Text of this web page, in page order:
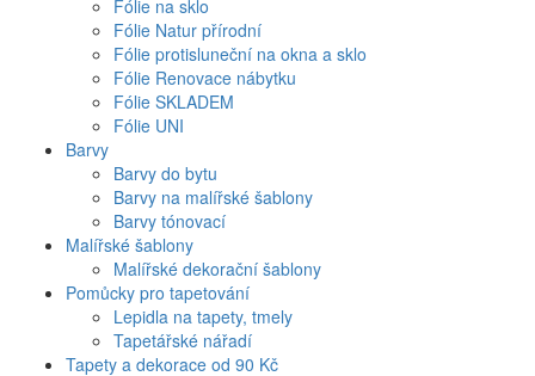
Fólie na sklo
Fólie Natur přírodní
Fólie protisluneční na okna a sklo
Fólie Renovace nábytku
Fólie SKLADEM
Fólie UNI
Barvy
Barvy do bytu
Barvy na malířské šablony
Barvy tónovací
Malířské šablony
Malířské dekorační šablony
Pomůcky pro tapetování
Lepidla na tapety, tmely
Tapetářské nářadí
Tapety a dekorace od 90 Kč